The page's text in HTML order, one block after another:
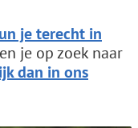
je terecht in
je op zoek naar
dan in ons